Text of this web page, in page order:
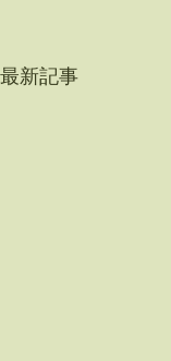
最新記事